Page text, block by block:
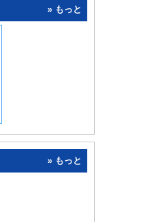
» もっと
» もっと